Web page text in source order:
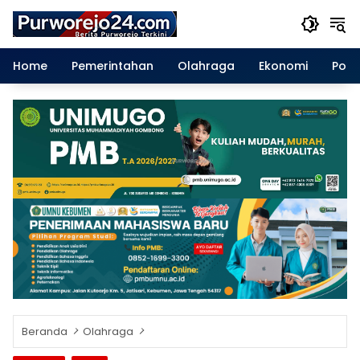
Langsung
konten
Home
Pemerintahan Olahraga Ekonomi
Beranda Olahraga